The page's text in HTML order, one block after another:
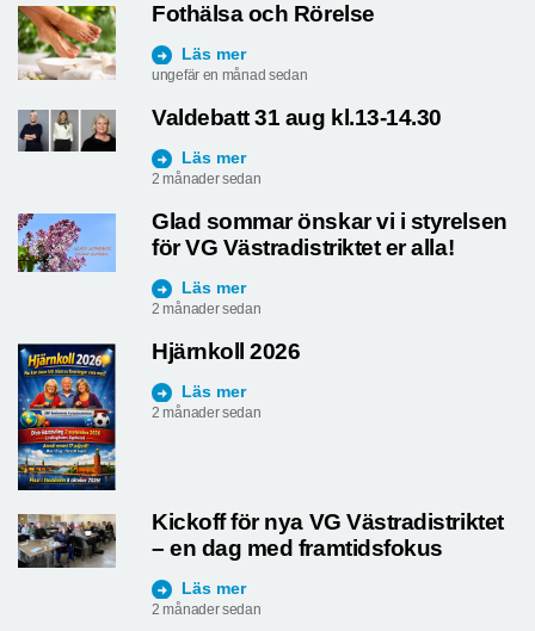
Fothälsa och Rörelse
Läs mer
ungefär en månad sedan
Valdebatt 31 aug kl.13-14.30
Läs mer
2 månader sedan
Glad sommar önskar vi i styrelsen
för VG Västradistriktet er alla!
Läs mer
2 månader sedan
Hjärnkoll 2026
Läs mer
2 månader sedan
Kickoff för nya VG Västradistriktet
– en dag med framtidsfokus
Läs mer
2 månader sedan